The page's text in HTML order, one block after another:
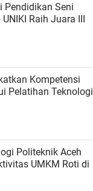
Pendidikan Seni
Raih Juara III
Kompetensi
Pelatihan Teknologi
Politeknik Aceh
UMKM Roti di